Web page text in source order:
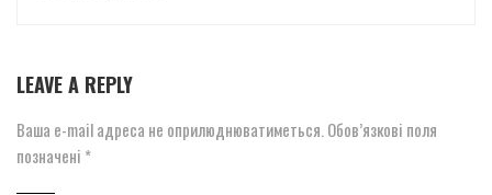
LEAVE A REPLY
Ваша e-mail адреса не оприлюднюватиметься. Обов’язкові поля
позначені *